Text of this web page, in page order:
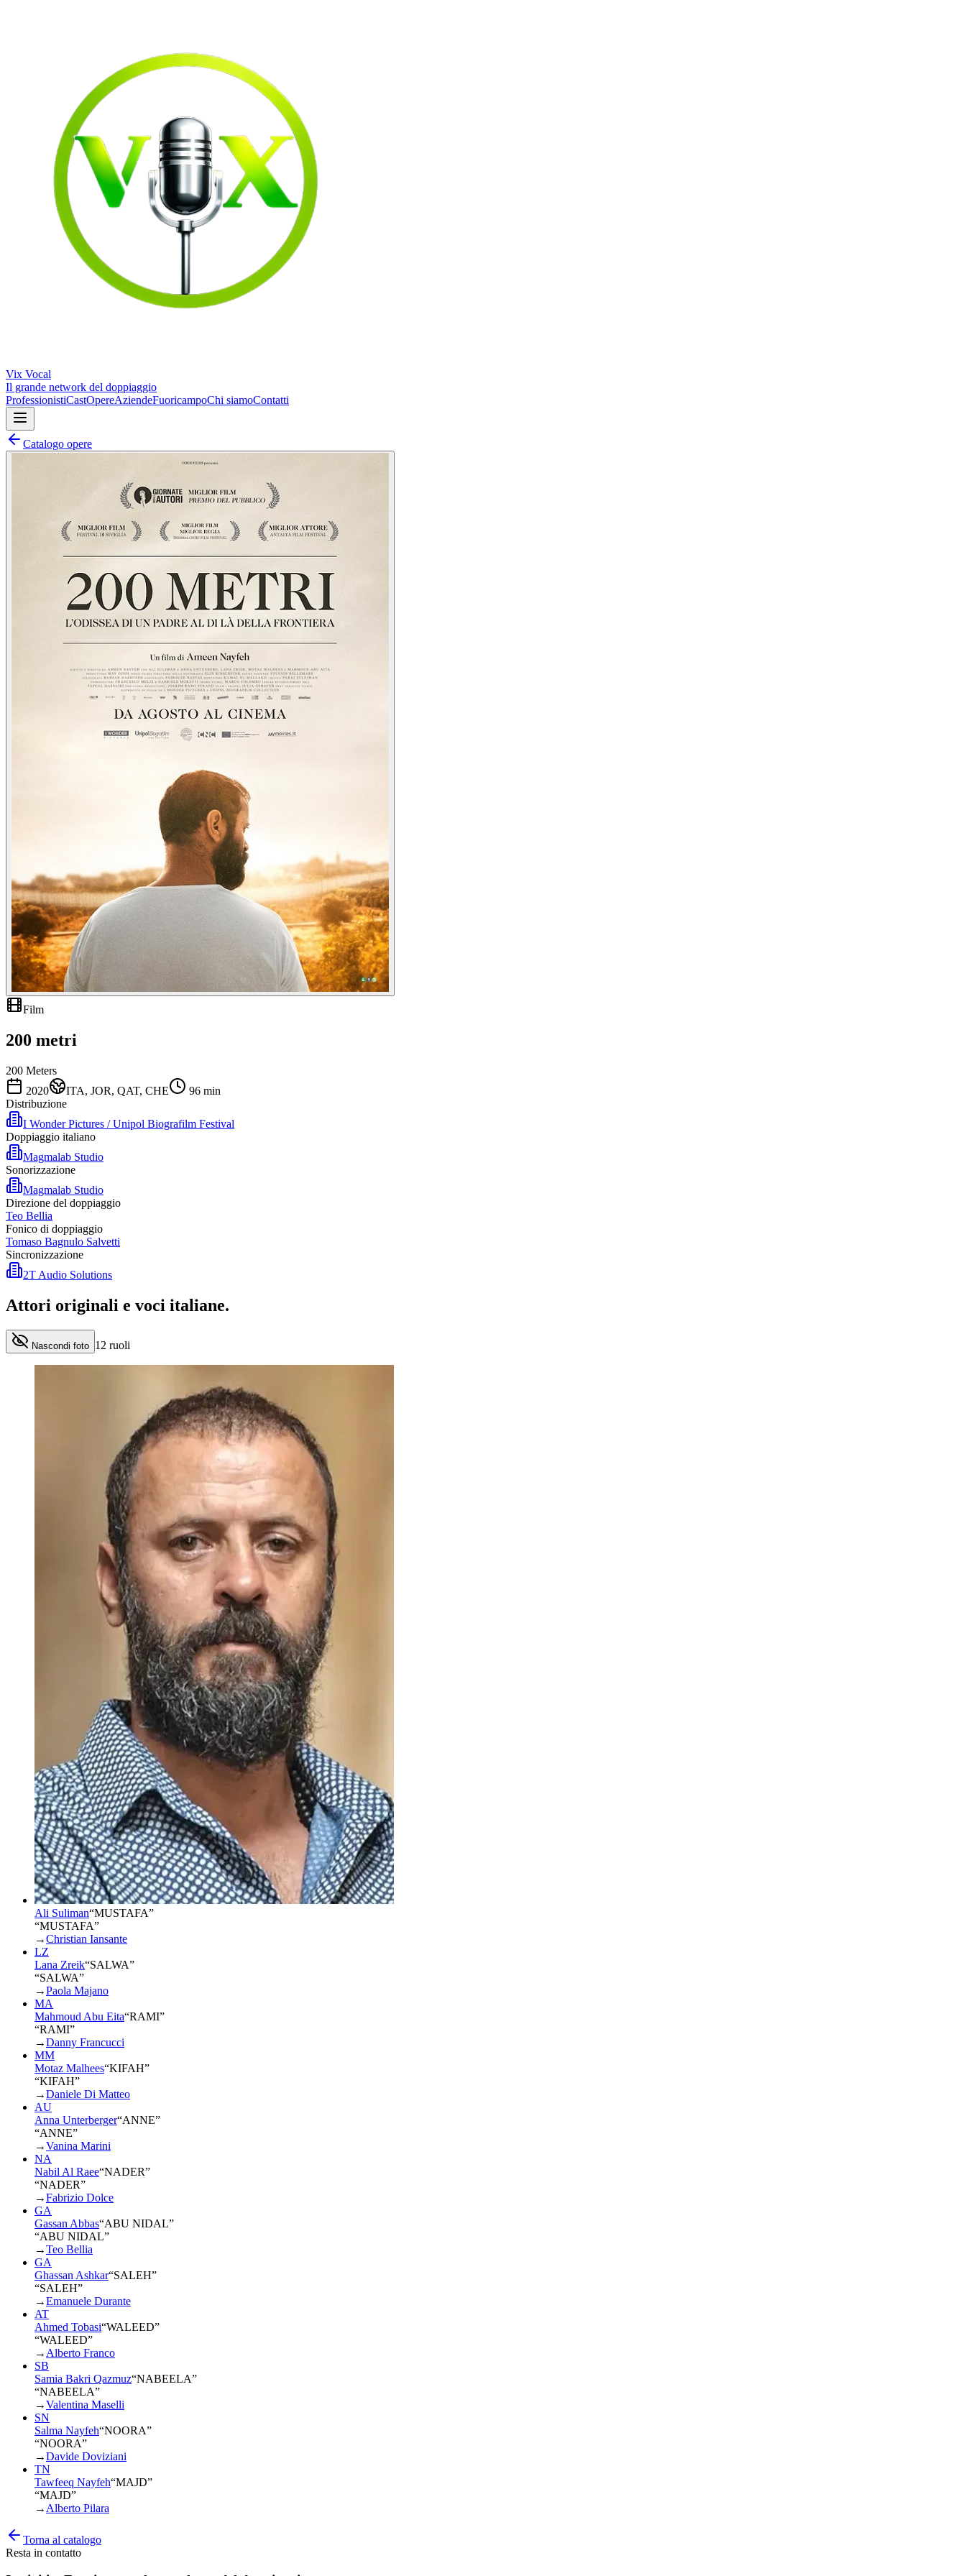
Vix Vocal
Il grande network del doppiaggio
ProfessionistiCastOpereAziendeFuoricampoChi siamoContatti
Catalogo opere
Film
200 metri
200 Meters
2020
ITA, JOR, QAT, CHE 96 min
Distribuzione
I Wonder Pictures / Unipol Biografilm Festival
Doppiaggio italiano
Magmalab Studio
Sonorizzazione
Magmalab Studio
Direzione del doppiaggio
Teo Bellia
Fonico di doppiaggio
Tomaso Bagnulo Salvetti
Sincronizzazione
2T Audio Solutions
Attori originali e voci italiane.
Nascondi foto 12 ruoli
Ali Suliman“MUSTAFA”
“MUSTAFA”
→Christian Iansante
LZ
Lana Zreik“SALWA”
“SALWA”
→Paola Majano
MA
Mahmoud Abu Eita“RAMI”
“RAMI”
→Danny Francucci
MM
Motaz Malhees“KIFAH”
“KIFAH”
→Daniele Di Matteo
AU
Anna Unterberger“ANNE”
“ANNE”
→Vanina Marini
NA
Nabil Al Raee“NADER”
“NADER”
→Fabrizio Dolce
GA
Gassan Abbas“ABU NIDAL”
“ABU NIDAL”
→Teo Bellia
GA
Ghassan Ashkar“SALEH”
“SALEH”
→Emanuele Durante
AT
Ahmed Tobasi“WALEED”
“WALEED”
→ Alberto Franco
SB
Samia Bakri Qazmuz“NABEELA”
“NABEELA”
→Valentina Maselli
SN
Salma Nayfeh“NOORA”
“NOORA”
→Davide Doviziani
TN
Tawfeeq Nayfeh“MAJD”
“MAJD”
→ Alberto Pilara
Torna al catalogo
Resta in contatto